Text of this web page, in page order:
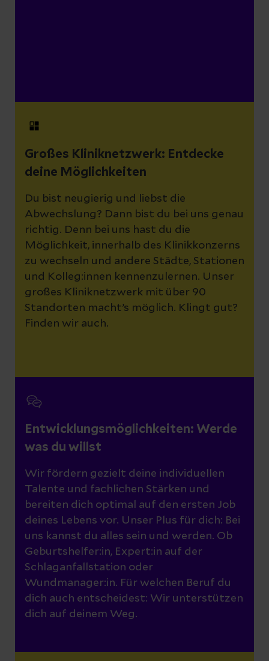
Großes Kliniknetzwerk: Entdecke
deine Möglichkeiten
Du bist neugierig und liebst die
Abwechslung? Dann bist du bei uns genau
richtig. Denn bei uns hast du die
Möglichkeit, innerhalb des Klinikkonzerns
zu wechseln und andere Städte, Stationen
und Kolleg:innen kennenzulernen. Unser
großes Kliniknetzwerk mit über 90
Standorten macht’s möglich. Klingt gut?
Finden wir auch.
Entwicklungsmöglichkeiten: Werde
was du willst
Wir fördern gezielt deine individuellen
Talente und fachlichen Stärken und
bereiten dich optimal auf den ersten Job
deines Lebens vor. Unser Plus für dich: Bei
uns kannst du alles sein und werden. Ob
Geburtshelfer:in, Expert:in auf der
Schlaganfallstation oder
Wundmanager:in. Für welchen Beruf du
dich auch entscheidest: Wir unterstützen
dich auf deinem Weg.